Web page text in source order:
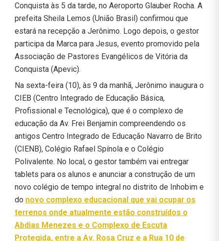
Conquista às 5 da tarde, no Aeroporto Glauber Rocha. A
prefeita Sheila Lemos (União Brasil) confirmou que
estará na recepção a Jerônimo. Logo depois, o gestor
participa da Marca para Jesus, evento promovido pela
Associação de Pastores Evangélicos de Vitória da
Conquista (Apevic).
Na sexta-feira (10), às 9 da manhã, Jerônimo inaugura o
CIEB (Centro Integrado de Educação Básica,
Profissional e Tecnológica), que é o complexo de
educação da Av. Frei Benjamin compreendendo os
antigos Centro Integrado de Educação Navarro de Brito
(CIENB), Colégio Rafael Spínola e o Colégio
Polivalente. No local, o gestor também vai entregar
tablets para os alunos e anunciar a construção de um
novo colégio de tempo integral no distrito de Inhobim e
do novo complexo educacional que vai ocupar os
terrenos onde atualmente estão construídos o
Abdias Menezes e o Complexo de Escuta
Protegida, entre a Av. Rosa Cruz e a Rua 10 de